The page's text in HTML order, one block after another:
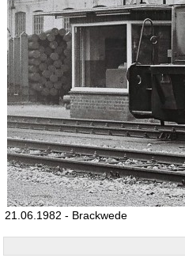
21.06.1982 - Brackwede